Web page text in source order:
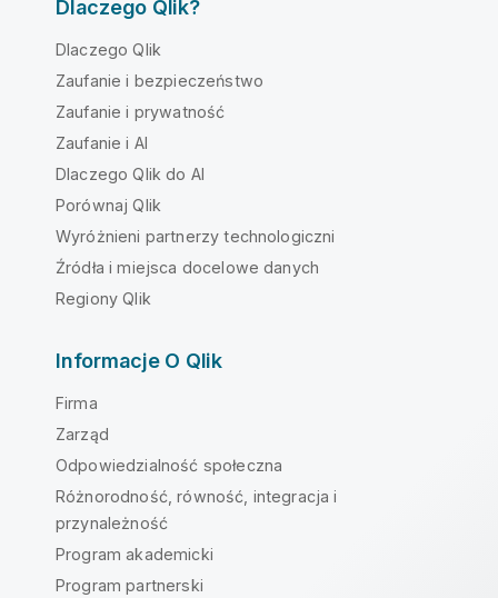
Dlaczego Qlik?
Dlaczego Qlik
Zaufanie i bezpieczeństwo
Zaufanie i prywatność
Zaufanie i AI
Dlaczego Qlik do AI
Porównaj Qlik
Wyróżnieni partnerzy technologiczni
Źródła i miejsca docelowe danych
Regiony Qlik
Informacje O Qlik
Firma
Zarząd
Odpowiedzialność społeczna
Różnorodność, równość, integracja i
przynależność
Program akademicki
Program partnerski